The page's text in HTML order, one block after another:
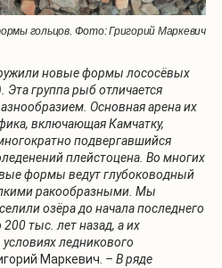
гольцов. Фото: Григорий Маркевич
новые формы лососёвых
группа рыб отличается
Основная арена их
включающая Камчатку,
подвергавшийся
плейстоцена. Во многих
формы ведут глубоководный
ракообразными. Мы
озёра до начала последнего
тыс. лет назад, а их
ледникового
Маркевич. – В ряде